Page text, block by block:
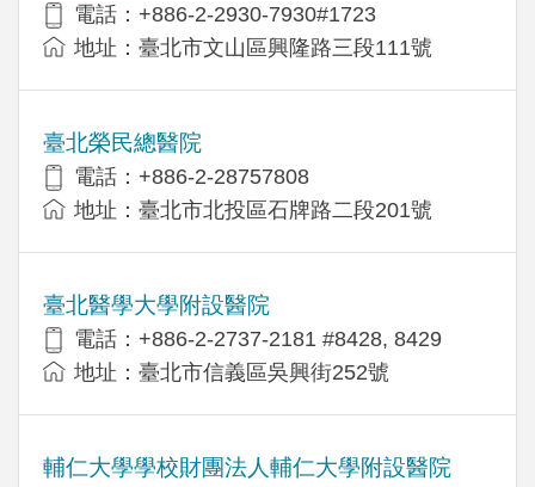
電話：+886-2-2930-7930#1723
地址：臺北市文山區興隆路三段111號
臺北榮民總醫院
電話：+886-2-28757808
地址：臺北市北投區石牌路二段201號
臺北醫學大學附設醫院
電話：+886-2-2737-2181 #8428, 8429
地址：臺北市信義區吳興街252號
輔仁大學學校財團法人輔仁大學附設醫院